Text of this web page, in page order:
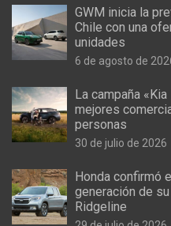
GWM inicia la
Chile con una
unidades
6 de agosto de
La campaña
mejores
personas
30 de julio de 2026
Honda confirmó
generación de
Ridgeline